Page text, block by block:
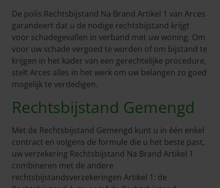
De polis Rechtsbijstand Na Brand Artikel 1 van Arces
garandeert dat u de nodige rechtsbijstand krijgt
voor schadegevallen in verband met uw woning. Om
voor uw schade vergoed te worden of om bijstand te
krijgen in het kader van een gerechtelijke procedure,
stelt Arces alles in het werk om uw belangen zo goed
mogelijk te verdedigen.
Rechtsbijstand Gemengd
Met de Rechtsbijstand Gemengd kunt u in één enkel
contract en volgens de formule die u het beste past,
uw verzekering Rechtsbijstand Na Brand Artikel 1
combineren met de andere
rechtsbijstandsverzekeringen Artikel 1: de